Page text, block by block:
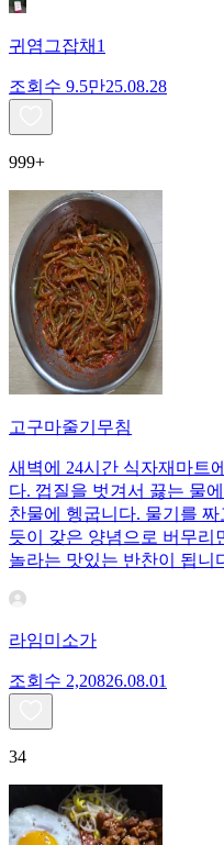
귀염그잡채1
조회수 9.5만25.08.28
999+
고구마줄기무침
새벽에 24시간 식자재마트
다. 껍질을 벗겨서 끓는 물
찬물에 헹굽니다. 물기를
듯이 갖은 양념으로 버무리
놀라는 맛있는 반찬이 됩니
라임미소가
조회수 2,20826.08.01
34